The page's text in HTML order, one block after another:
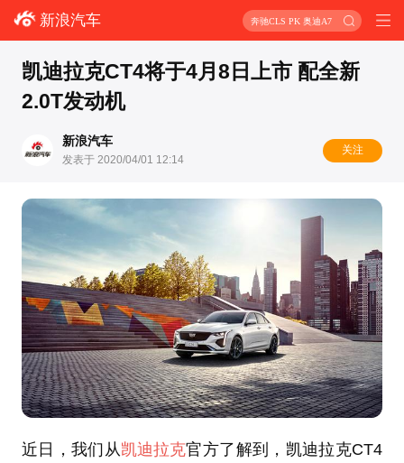
新浪汽车 奔驰CLS PK 奥迪A7
凯迪拉克CT4将于4月8日上市 配全新
2.0T发动机
新浪汽车
发表于 2020/04/01 12:14
关注
近日，我们从凯迪拉克官方了解到，凯迪拉克CT4